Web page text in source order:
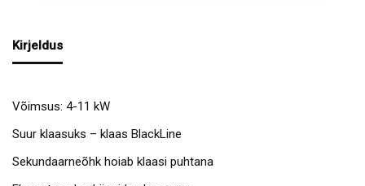
Kirjeldus
Võimsus: 4-11 kW
Suur klaasuks – klaas BlackLine
Sekundaarneõhk hoiab klaasi puhtana